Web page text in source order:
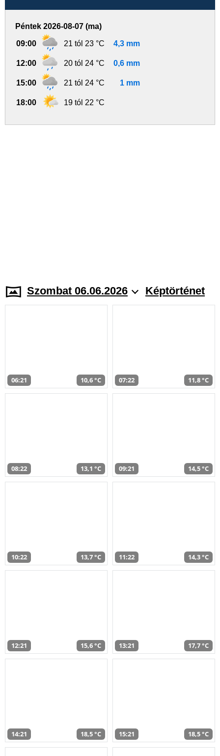
Péntek 2026-08-07 (ma)
09:00 21 tól 23 °C 4,3 mm
12:00 20 tól 24 °C 0,6 mm
15:00 21 tól 24 °C 1 mm
18:00 19 tól 22 °C
Szombat 06.06.2026 Képtörténet
06:21 10,6 °C 07:22 11,8 °C
08:22 13,1 °C 09:21 14,5 °C
10:22 13,7 °C 11:22 14,3 °C
12:21 15,6 °C 13:21 17,7 °C
14:21 18,5 °C 15:21 18,5 °C